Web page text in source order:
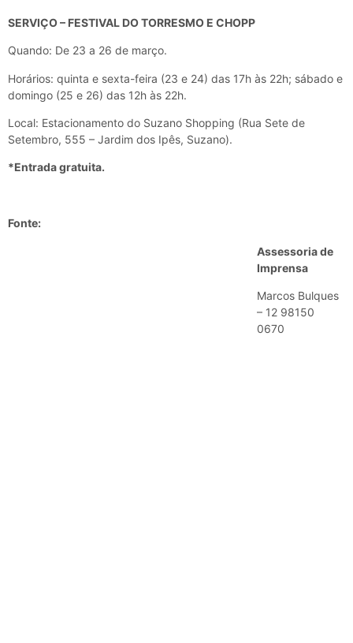
SERVIÇO – FESTIVAL DO TORRESMO E CHOPP
Quando: De 23 a 26 de março.
Horários: quinta e sexta-feira (23 e 24) das 17h às 22h; sábado e
domingo (25 e 26) das 12h às 22h.
Local: Estacionamento do Suzano Shopping (Rua Sete de
Setembro, 555 – Jardim dos Ipês, Suzano).
*Entrada gratuita.
Fonte:
Assessoria de
Imprensa
Marcos Bulques
– 12 98150
0670